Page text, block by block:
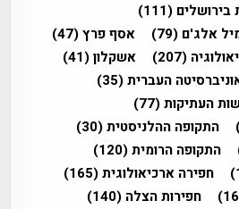
בירושלים (111)
אלג'ם (79) אסף פרץ(47)
(207) אשקלון(41)
העברית(35)
העתיקות(77)
התקופה ההלניסטית(30)
התקופה הרומית(120)
חפירה ארכיאולוגית(165)
חפירות הצלה (140)